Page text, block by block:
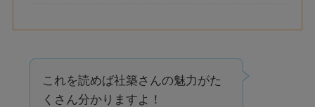
これを読めば社築さんの魅力がた
くさん分かりますよ！